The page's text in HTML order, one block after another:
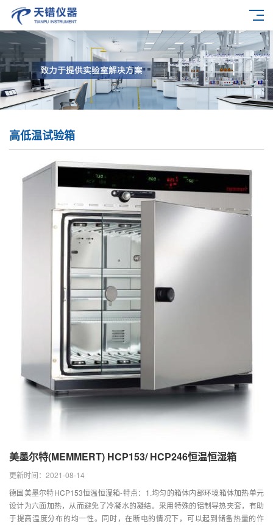
高低温试验箱
美墨尔特(MEMMERT) HCP153/ HCP246恒温恒湿箱
更新时间：2021-08-14
德国美墨尔特HCP153恒温恒湿箱-特点：1.均匀的箱体内部环境箱体加热单元
设计为六面加热，从而避免了冷凝水的凝结。采用特殊的铝制导热夹套，有助
于提高温度分布的均一性。同时，在断电的情况下，可以起到储备热量的作